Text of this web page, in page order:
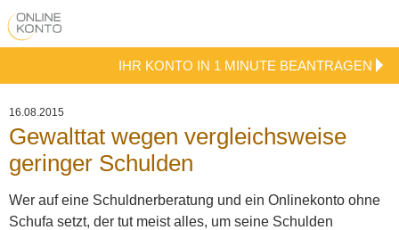
IHR KONTO IN 1 MINUTE BEANTRAGEN
16.08.2015
Gewalttat wegen vergleichsweise
geringer Schulden
Wer auf eine Schuldnerberatung und ein Onlinekonto ohne
Schufa setzt, der tut meist alles, um seine Schulden